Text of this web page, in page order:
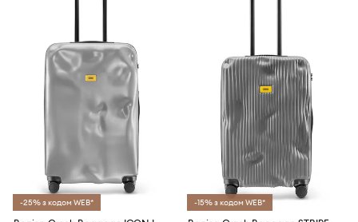
-25% з кодом WEB* -15% з кодом WEB*